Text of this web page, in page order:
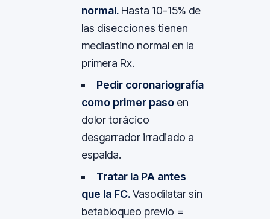
normal. Hasta 10-15% de
las disecciones tienen
mediastino normal en la
primera Rx.
Pedir coronariografía
como primer paso en
dolor torácico
desgarrador irradiado a
espalda.
Tratar la PA antes
que la FC.Vasodilatar sin
betabloqueo previo =